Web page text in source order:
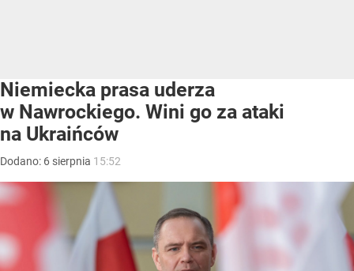
Niemiecka prasa uderza
w Nawrockiego. Wini go za ataki
na Ukraińców
Dodano: 6 sierpnia 15:52